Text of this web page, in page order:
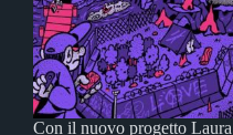
Con il nuovo progetto